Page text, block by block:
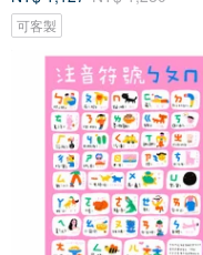
可客製